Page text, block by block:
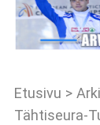
Etusivu >
Tähtiseura-